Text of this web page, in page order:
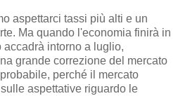
aspettarci tassi più alti e un
Ma quando l'economia finirà in
intorno a luglio,
grande correzione del mercato
perché il mercato
aspettative riguardo le